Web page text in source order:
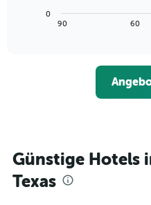
Wochentage
anzeigt.
Zimmerpreis
zeigt,
näher
das
Aufenthaltsdatum
rückt.
90 60
0
Günstige Hotels
Texas